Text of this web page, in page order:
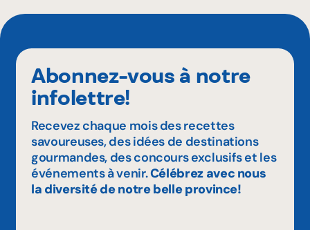
Abonnez-vous à notre
infolettre!
Recevez chaque mois des recettes
savoureuses, des idées de destinations
gourmandes, des concours exclusifs et les
événements à venir.Célébrez avec nous
la diversité de notre belle province!